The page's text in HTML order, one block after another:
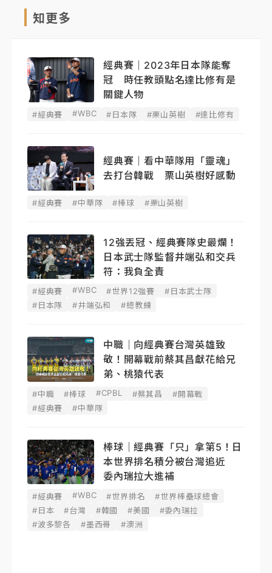
知更多
經典賽｜2023年日本隊能奪
冠 時任教頭點名達比修有是
關鍵人物
#經典賽 #WBC #日本隊 #栗山英樹 #達比修有
經典賽｜看中華隊用「靈魂」
去打台韓戰 栗山英樹好感動
#經典賽 #中華隊 #棒球 #栗山英樹
12強丟冠、經典賽隊史最爛！
日本武士隊監督井端弘和交兵
符：我負全責
#經典賽 #WBC #世界12強賽
#日本武士隊
#日本隊
#井端弘和 #總教練
中職｜向經典賽台灣英雄致
敬！開幕戰前蔡其昌獻花給兄
弟、桃猿代表
#中職 #棒球 #CPBL #蔡其昌
#開幕戰
#經典賽
#中華隊
棒球｜經典賽「只」拿第5！日
本世界排名積分被台灣追近
委內瑞拉大進補
#經典賽 #WBC #世界排名
#世界棒壘球總會
#日本
#台灣 #韓國 #美國
#委內瑞拉
#波多黎各
#墨西哥 #澳洲